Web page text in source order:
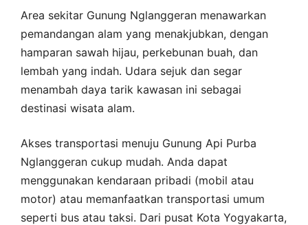
Area sekitar Gunung Nglanggeran menawarkan
pemandangan alam yang menakjubkan, dengan
hamparan sawah hijau, perkebunan buah, dan
lembah yang indah. Udara sejuk dan segar
menambah daya tarik kawasan ini sebagai
destinasi wisata alam.
Akses transportasi menuju Gunung Api Purba
Nglanggeran cukup mudah. Anda dapat
menggunakan kendaraan pribadi (mobil atau
motor) atau memanfaatkan transportasi umum
seperti bus atau taksi. Dari pusat Kota Yogyakarta,